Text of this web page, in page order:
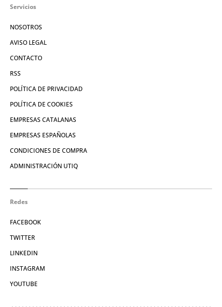
Servicios
NOSOTROS
AVISO LEGAL
CONTACTO
RSS
POLÍTICA DE PRIVACIDAD
POLÍTICA DE COOKIES
EMPRESAS CATALANAS
EMPRESAS ESPAÑOLAS
CONDICIONES DE COMPRA
ADMINISTRACIÓN UTIQ
Redes
FACEBOOK
TWITTER
LINKEDIN
INSTAGRAM
YOUTUBE